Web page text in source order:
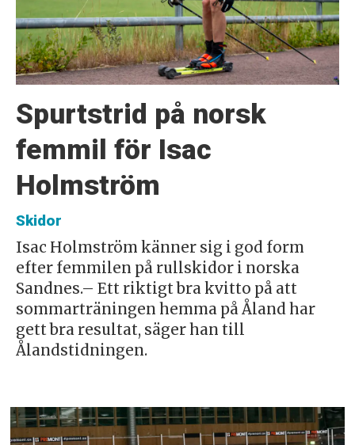
Spurtstrid på norsk
femmil för Isac
Holmström
Skidor
Isac Holmström känner sig i god form
efter femmilen på rullskidor i norska
Sandnes.– Ett riktigt bra kvitto på att
sommarträningen hemma på Åland har
gett bra resultat, säger han till
Ålandstidningen.